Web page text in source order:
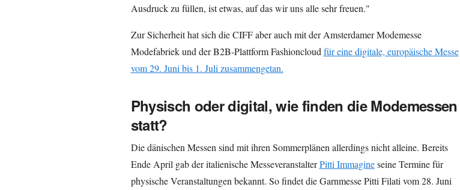
Ausdruck zu füllen, ist etwas, auf das wir uns alle sehr freuen."
Zur Sicherheit hat sich die CIFF aber auch mit der Amsterdamer Modemesse
Modefabriek und der B2B-Plattform Fashioncloud für eine digitale, europäische Messe
vom 29. Juni bis 1. Juli zusammengetan.
Physisch oder digital, wie finden die Modemessen
statt?
Die dänischen Messen sind mit ihren Sommerplänen allerdings nicht alleine. Bereits
Ende April gab der italienische MesseveranstalterPitti Immagineseine Termine für
physische Veranstaltungen bekannt. So findet die Garnmesse Pitti Filati vom 28. Juni